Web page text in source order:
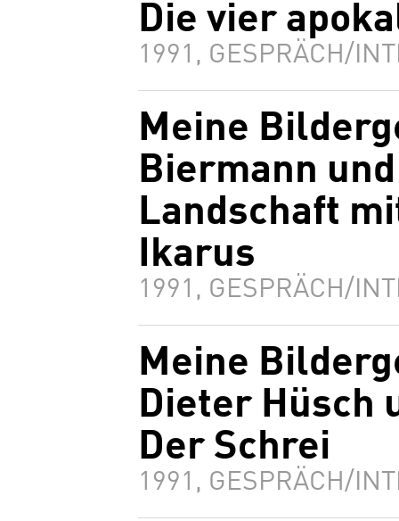
Die vier
1991, GESPRÄCH/
Meine
Biermann
Landschaft
Ikarus
1991, GESPRÄCH/
Meine
Dieter Hüsch
Der Schrei
1991, GESPRÄCH/